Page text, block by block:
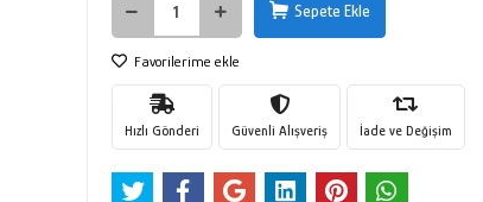
Sepete Ekle
Favorilerime ekle
Hızlı Gönderi Güvenli Alışveriş İade ve Değişim